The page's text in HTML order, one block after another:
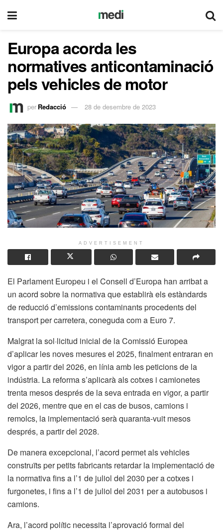
Europa acorda les
normatives anticontaminació
pels vehicles de motor
per Redacció 28 de desembre de 2023
ADVERTISEMENT
El Parlament Europeu i el Consell d’Europa han arribat a
un acord sobre la normativa que establirà els estàndards
de reducció d’emissions contaminants procedents del
transport per carretera, coneguda com a Euro 7.
Malgrat la sol·licitud inicial de la Comissió Europea
d’aplicar les noves mesures el 2025, finalment entraran en
vigor a partir del 2026, en línia amb les peticions de la
indústria. La reforma s’aplicarà als cotxes i camionetes
trenta mesos després de la seva entrada en vigor, a partir
del 2026, mentre que en el cas de busos, camions i
remolcs, la implementació serà quaranta-vuit mesos
després, a partir del 2028.
De manera excepcional, l’acord permet als vehicles
construïts per petits fabricants retardar la implementació de
la normativa fins a l’1 de juliol del 2030 per a cotxes i
furgonetes, i fins a l’1 de juliol del 2031 per a autobusos i
camions.
Ara, l’acord polític necessita l’aprovació formal del